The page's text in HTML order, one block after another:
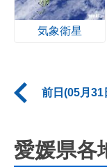
気象衛星
前日(05月31
愛媛県各